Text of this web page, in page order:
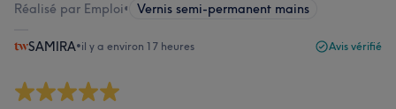
Réalisé par Emploi• Vernis semi-permanent mains
SAMIRA•il y a environ 17 heures Avis vérifié